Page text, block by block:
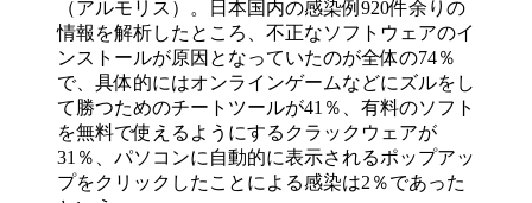
（アルモリス）。日本国内の感染例920件余りの
情報を解析したところ、不正なソフトウェアのイ
ンストールが原因となっていたのが全体の74％
で、具体的にはオンラインゲームなどにズルをし
て勝つためのチートツールが41％、有料のソフト
を無料で使えるようにするクラックウェアが
31％、パソコンに自動的に表示されるポップアッ
プをクリックしたことによる感染は2％であった